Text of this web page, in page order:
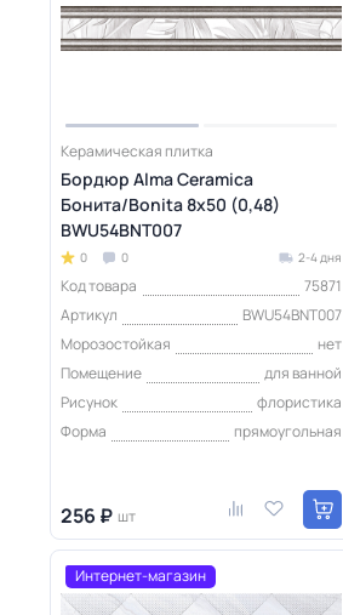
Керамическая плитка
Бордюр Alma Ceramica
Бонита/Bonita 8х50 (0,48)
BWU54BNT007
0 0 2-4 дня
Код товара
75871
Артикул
BWU54BNT007
Морозостойкая
нет
Помещение
для ванной
Рисунок
флористика
Форма
прямоугольная
256 ₽ шт
Интернет-магазин